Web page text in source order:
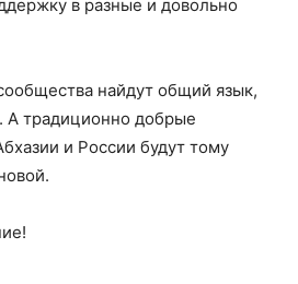
в разные и довольно
найдут общий язык,
А традиционно добрые
и России будут тому